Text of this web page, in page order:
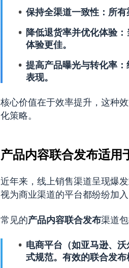
保持全渠道一致性：所有
降低退货率并优化体验：
体验更佳。
提高产品曝光与转化率：
表现。
核心价值在于效率提升，这种
化策略。
产品内容联合发布适用
近年来，线上销售渠道呈现爆
视为商业渠道的平台都纷纷加入
常见的产品内容联合发布渠道包
电商平台（如亚马逊、
式规范。有效的联合发布